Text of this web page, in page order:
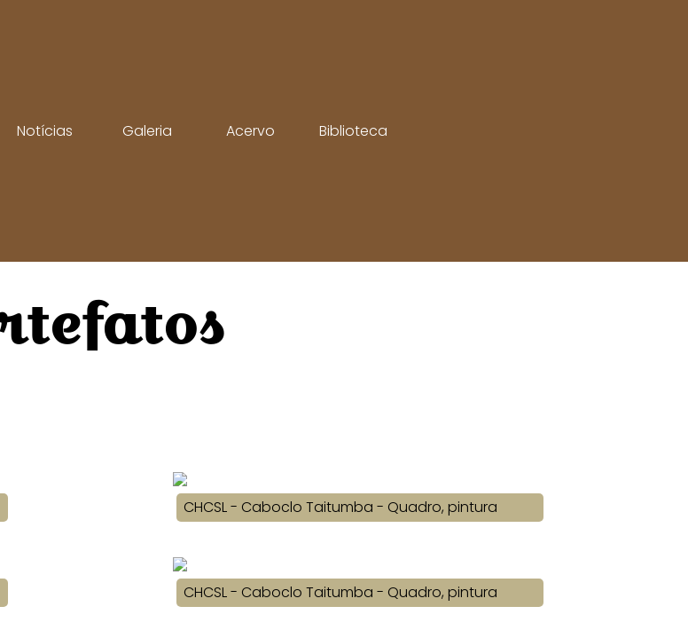
Notícias Galeria Acervo Biblioteca
CHCSL - Caboclo Taitumba - Quadro, pintura
CHCSL - Caboclo Taitumba - Quadro, pintura